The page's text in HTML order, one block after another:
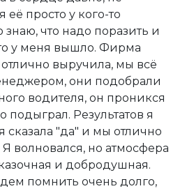
её просто у кого-то
знаю, что надо поразить и
у меня вышло. Фирма
выручила, мы всё
они подобрали
водителя, он проникся
подыграл. Результатов я
сказала "да" и мы отлично
волновался, но атмосфера
и добродушная.
помнить очень долго,